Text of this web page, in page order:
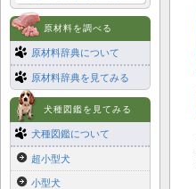
原材料を調べる
原材料辞典について
原材料辞典を見てみる
犬種図鑑を見てみる
犬種図鑑について
超小型犬
小型犬